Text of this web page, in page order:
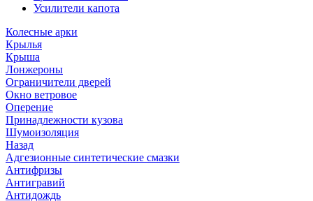
Усилители капота
Колесные арки
Крылья
Крыша
Лонжероны
Ограничители дверей
Окно ветровое
Оперение
Принадлежности кузова
Шумоизоляция
Назад
Адгезионные синтетические смазки
Антифризы
Антигравий
Антидождь